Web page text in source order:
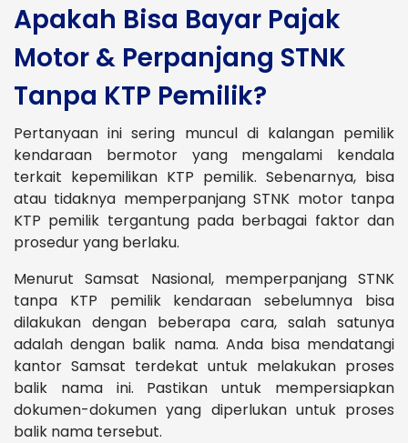
Apakah Bisa Bayar Pajak
Motor & Perpanjang STNK
Tanpa KTP Pemilik?
Pertanyaan ini sering muncul di kalangan pemilik
kendaraan bermotor yang mengalami kendala
terkait kepemilikan KTP pemilik. Sebenarnya, bisa
atau tidaknya memperpanjang STNK motor tanpa
KTP pemilik tergantung pada berbagai faktor dan
prosedur yang berlaku.
Menurut Samsat Nasional, memperpanjang STNK
tanpa KTP pemilik kendaraan sebelumnya bisa
dilakukan dengan beberapa cara, salah satunya
adalah dengan balik nama. Anda bisa mendatangi
kantor Samsat terdekat untuk melakukan proses
balik nama ini. Pastikan untuk mempersiapkan
dokumen-dokumen yang diperlukan untuk proses
balik nama tersebut.